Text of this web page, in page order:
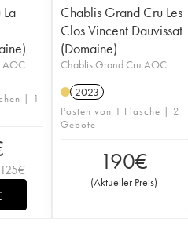
AOC
| 1
125€
Chablis Grand Cru Les
Clos Vincent Dauvissat
(Domaine)
Chablis Grand Cru AOC
2023
Posten von 1 Flasche | 2
Gebote
190€
(Aktueller Preis)